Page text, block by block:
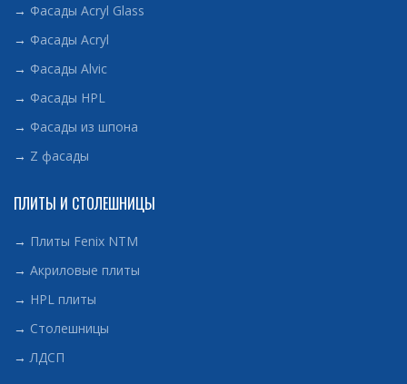
→ Фасады Acryl Glass
→ Фасады Acryl
→ Фасады Alvic
→ Фасады HPL
→ Фасады из шпона
→ Z фасады
ПЛИТЫ И СТОЛЕШНИЦЫ
→ Плиты Fenix NTM
→ Акриловые плиты
→ HPL плиты
→ Столешницы
→ЛДСП